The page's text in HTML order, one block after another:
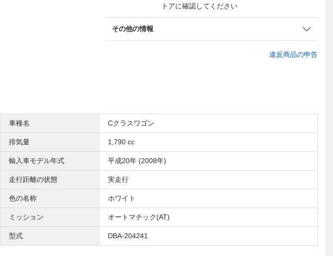
トアに確認してください
その他の情報
違反商品の申告
車種名 Cクラスワゴン
排気量 1,790 cc
輸入車モデル年式 平成20年 (2008年)
走行距離の状態 実走行
色の名称 ホワイト
ミッション オートマチック(AT)
型式 DBA-204241